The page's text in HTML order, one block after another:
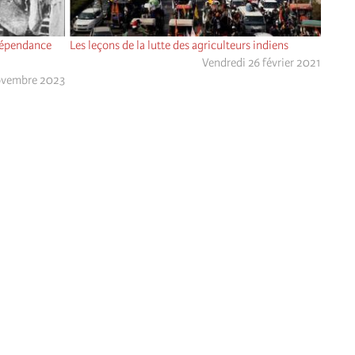
2023
Les leçons de la lutte des agriculteurs indiens
Vendredi 26 février 2021